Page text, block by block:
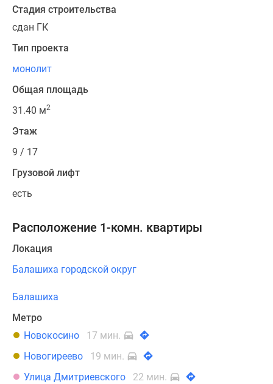
Стадия строительства
сдан ГК
Тип проекта
монолит
Общая площадь
31.40 м2
Этаж
9 / 17
Грузовой лифт
есть
Расположение 1-комн. квартиры
Локация
Балашиха городской округ
Балашиха
Метро
Новокосино
17 мин.
Новогиреево
19 мин.
Улица Дмитриевского
22 мин.